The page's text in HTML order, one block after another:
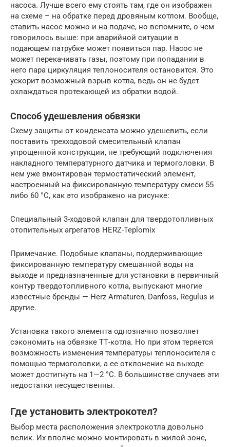
насоса. Лучше всего ему стоять там, где он изображен
на схеме – на обратке перед дровяным котлом. Вообще,
ставить насос можно и на подаче, но вспомните, о чем
говорилось выше: при аварийной ситуации в
подающем патрубке может появиться пар. Насос не
может перекачивать газы, поэтому при попадании в
него пара циркуляция теплоносителя остановится. Это
ускорит возможный взрыв котла, ведь он не будет
охлаждаться протекающей из обратки водой.
Способ удешевления обвязки
Схему защиты от конденсата можно удешевить, если
поставить трехходовой смесительный клапан
упрощенной конструкции, не требующий подключения
накладного температурного датчика и термоголовки. В
нем уже вмонтирован термостатический элемент,
настроенный на фиксированную температуру смеси 55
либо 60 °С, как это изображено на рисунке:
Специальный 3-ходовой клапан для твердотопливных
отопительных агрегатов HERZ-Teplomix
Примечание. Подобные клапаны, поддерживающие
фиксированную температуру смешанной воды на
выходе и предназначенные для установки в первичный
контур твердотопливного котла, выпускают многие
известные бренды — Herz Armaturen, Danfoss, Regulus и
другие.
Установка такого элемента однозначно позволяет
сэкономить на обвязке ТТ-котла. Но при этом теряется
возможность изменения температуры теплоносителя с
помощью термоголовки, а ее отклонение на выходе
может достигнуть на 1—2 °С. В большинстве случаев эти
недостатки несущественны.
Где установить электрокотел?
Выбор места расположения электрокотла довольно
велик. Их вполне можно монтировать в жилой зоне,